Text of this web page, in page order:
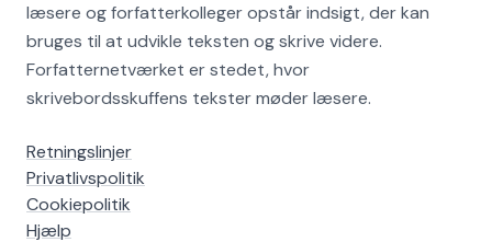
læsere og forfatterkolleger opstår indsigt, der kan
bruges til at udvikle teksten og skrive videre.
Forfatternetværket er stedet, hvor
skrivebordsskuffens tekster møder læsere.
Retningslinjer
Privatlivspolitik
Cookiepolitik
Hjælp